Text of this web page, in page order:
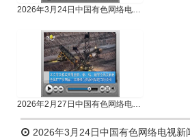
2026年3月24日中国有色网络电视新闻
2026年2月27日中国有色网络电视新闻
2026年3月24日中国有色网络电视新